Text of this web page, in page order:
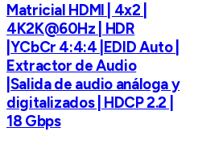
Matricial HDMI | 4x2 |
4K2K@60Hz | HDR
|YCbCr 4:4:4 |EDID Auto |
Extractor de Audio
|Salida de audio análoga y
digitalizados | HDCP 2.2 |
18 Gbps